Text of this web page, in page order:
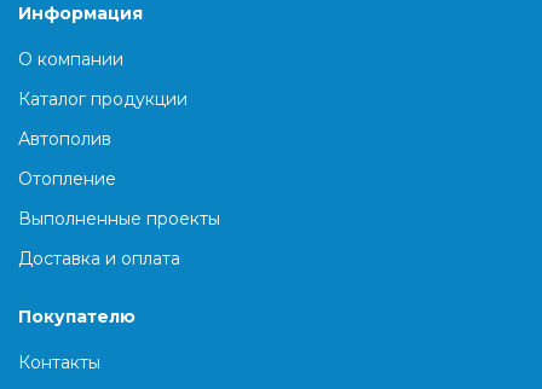
Информация
О компании
Каталог продукции
Автополив
Отопление
Выполненные проекты
Доставка и оплата
Покупателю
Контакты